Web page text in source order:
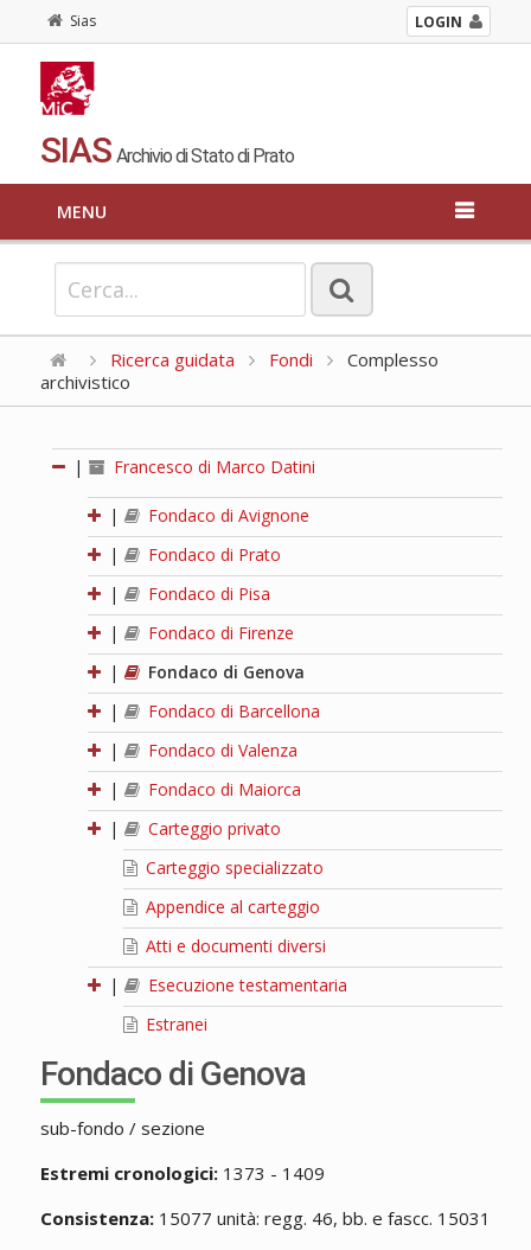
Sias LOGIN
SIAS Archivio di Stato di Prato
MENU
Ricerca guidata Fondi
Complesso
archivistico
| Francesco di Marco Datini
|
Fondaco di Avignone
|
Fondaco di Prato
|
Fondaco di Pisa
|
Fondaco di Firenze
|
Fondaco di Genova
|
Fondaco di Barcellona
|
Fondaco di Valenza
|
Fondaco di Maiorca
|
Carteggio privato
Carteggio specializzato
Appendice al carteggio
Atti e documenti diversi
|
Esecuzione testamentaria
Estranei
Fondaco di Genova
sub-fondo / sezione
Estremi cronologici:1373 - 1409
Consistenza:15077 unità: regg. 46, bb. e fascc. 15031